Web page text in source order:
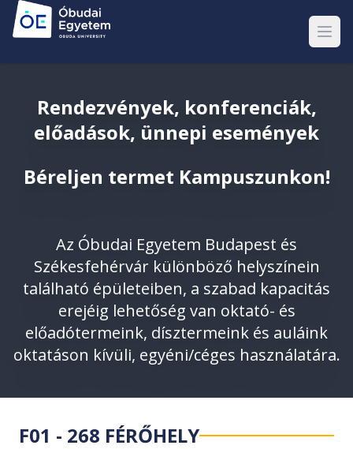
Rendezvények, konferenciák,
előadások, ünnepi események
Béreljen termet Kampuszunkon!
Az Óbudai Egyetem Budapest és
Székesfehérvár különböző helyszínein
található épületeiben, a szabad kapacitás
erejéig lehetőség van oktató- és
előadótermeink, dísztermeink és auláink
oktatáson kívüli, egyéni/céges használatára.
F01 - 268 FÉRŐHELY